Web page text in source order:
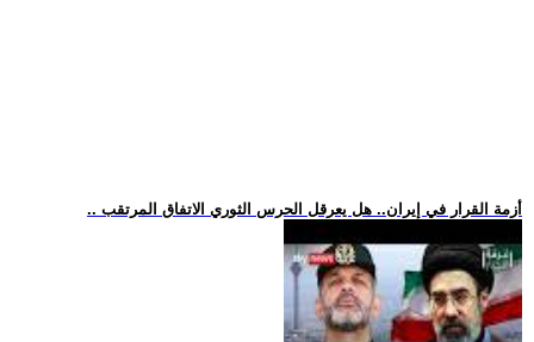
.. أزمة القرار في إيران.. هل يعرقل الحرس الثوري الاتفاق المرتقب